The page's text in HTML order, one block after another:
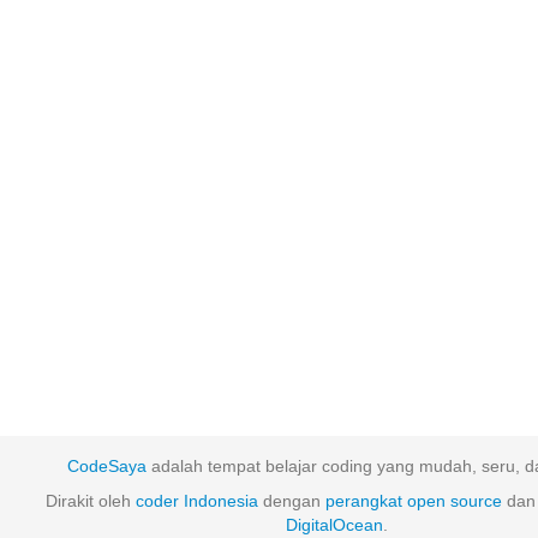
CodeSaya adalah tempat belajar coding yang mudah, seru,
Dirakit oleh coder Indonesia dengan perangkat open source
DigitalOcean